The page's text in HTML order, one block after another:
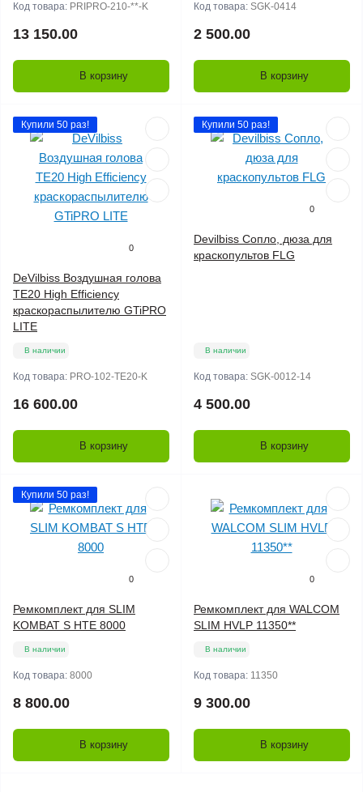
Код товара: PRIPRO-210-**-K
13 150.00
В корзину
Код товара: SGK-0414
2 500.00
В корзину
Купили 50 раз!
0
DeVilbiss Воздушная голова
TE20 High Efficiency
краскораспылителю GTiPRO
LITE
В наличии
Код товара: PRO-102-TE20-K
16 600.00
В корзину
Купили 50 раз!
0
Devilbiss Сопло, дюза для
краскопультов FLG
В наличии
Код товара: SGK-0012-14
4 500.00
В корзину
Купили 50 раз!
0
Ремкомплект для SLIM
KOMBAT S HTE 8000
В наличии
Код товара: 8000
8 800.00
В корзину
0
Ремкомплект для WALCOM
SLIM HVLP 11350**
В наличии
Код товара: 11350
9 300.00
В корзину